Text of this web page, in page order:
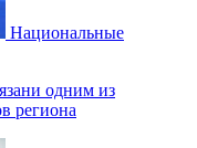
Национальные
одним из
региона